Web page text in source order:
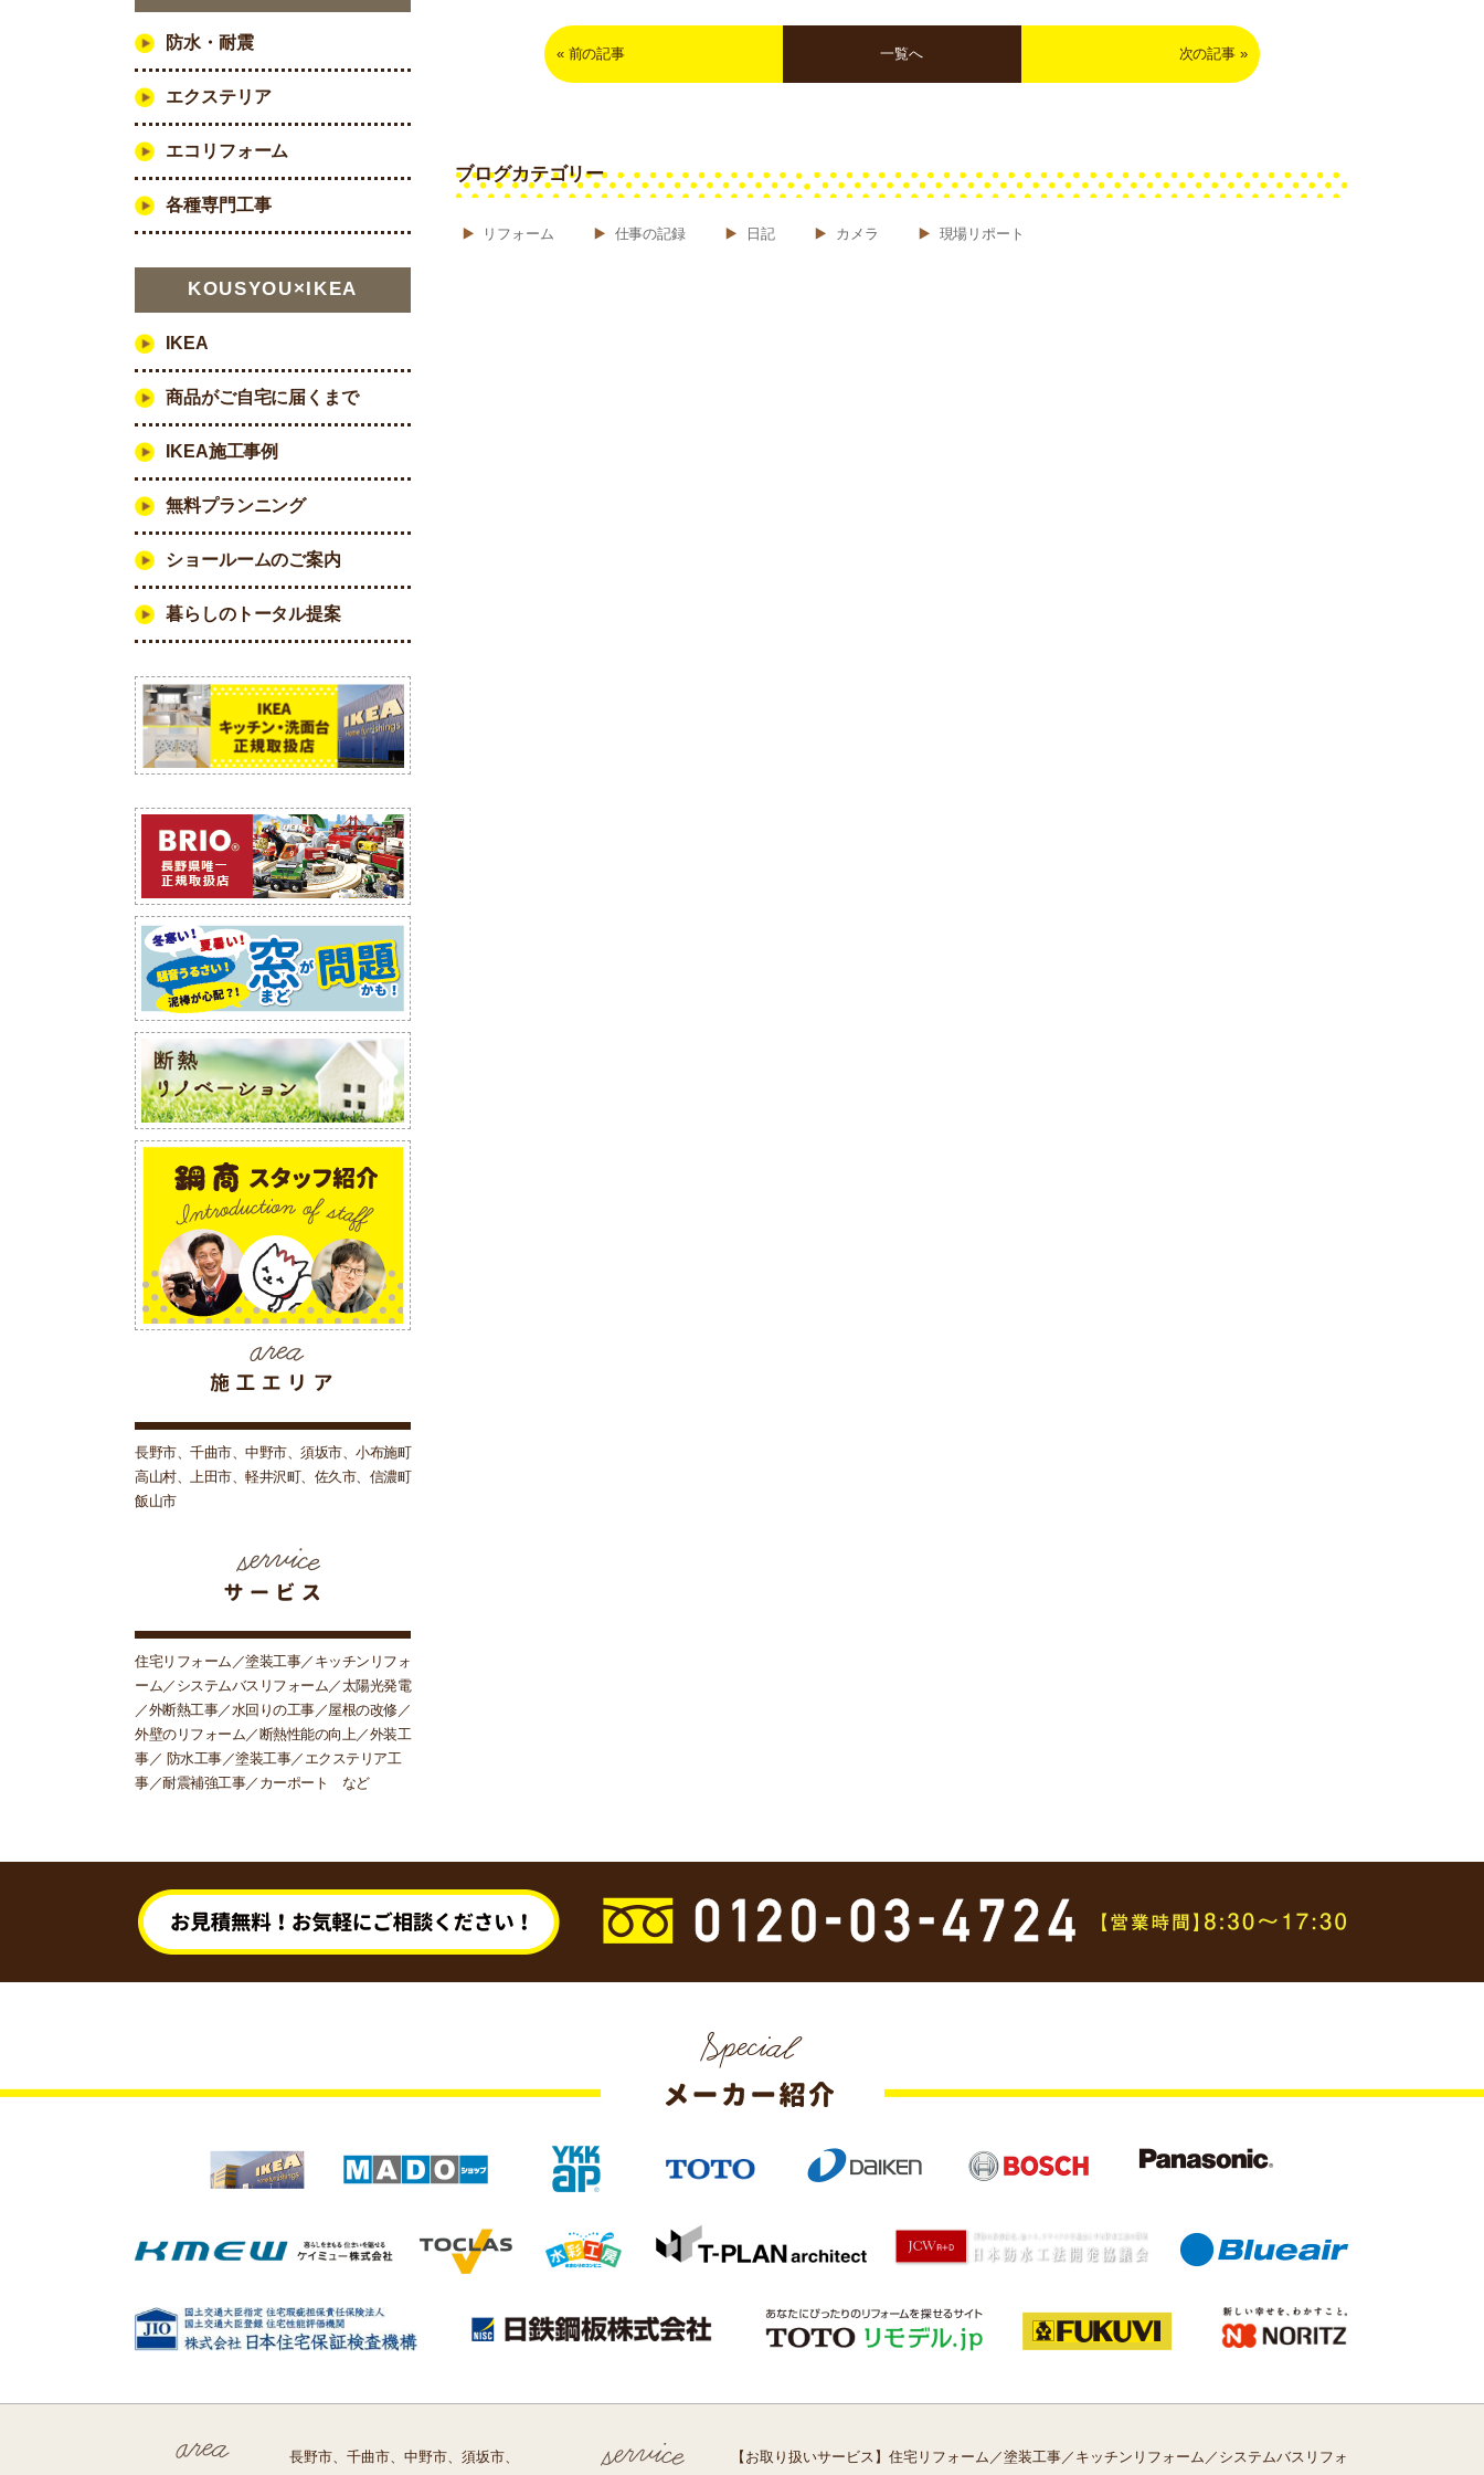
« 前の記事 一覧へ 次の記事 »
ブログカテゴリー
リフォーム 仕事の記録 日記 カメラ 現場リポート
防水・耐震
エクステリア
エコリフォーム
各種専門工事
KOUSYOU×IKEA
IKEA
商品がご自宅に届くまで
IKEA施工事例
無料プランニング
ショールームのご案内
暮らしのトータル提案
長野市、千曲市、中野市、須坂市、小布施町
高山村、上田市、軽井沢町、佐久市、信濃町
飯山市
住宅リフォーム／塗装工事／キッチンリフォ
ーム／システムバスリフォーム／太陽光発電
／外断熱工事／水回りの工事／屋根の改修／
外壁のリフォーム／断熱性能の向上／外装工
事／ 防水工事／塗装工事／エクステリア工
事／耐震補強工事／カーポート など
長野市、千曲市、中野市、須坂市、 【お取り扱いサービス】住宅リフォーム／塗装工事／キッチンリフォーム／システムバスリフォ